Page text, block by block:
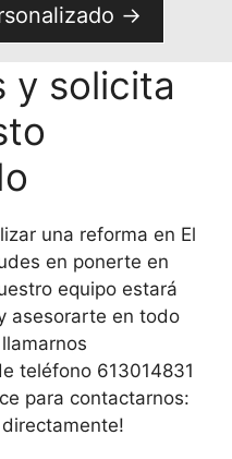
→
y solicita
una reforma en El
en ponerte en
equipo estará
asesorarte en todo
teléfono 613014831
para contactarnos: